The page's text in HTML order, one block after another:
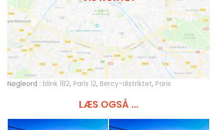
Nøgleord : blink 182, Paris 12, Bercy-distriktet, Paris
LÆS OGSÅ ...